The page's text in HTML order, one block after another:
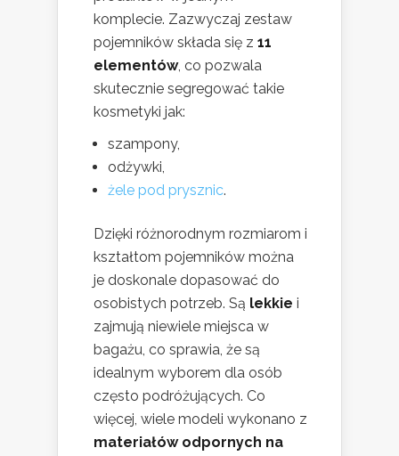
komplecie. Zazwyczaj zestaw
pojemników składa się z 11
elementów, co pozwala
skutecznie segregować takie
kosmetyki jak:
szampony,
odżywki,
żele pod prysznic.
Dzięki różnorodnym rozmiarom i
kształtom pojemników można
je doskonale dopasować do
osobistych potrzeb. Są lekkie i
zajmują niewiele miejsca w
bagażu, co sprawia, że są
idealnym wyborem dla osób
często podróżujących. Co
więcej, wiele modeli wykonano z
materiałów odpornych na